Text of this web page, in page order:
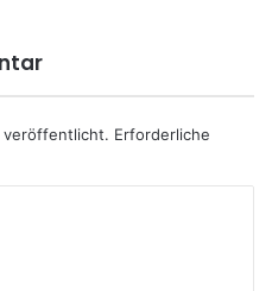
veröffentlicht. Erforderliche